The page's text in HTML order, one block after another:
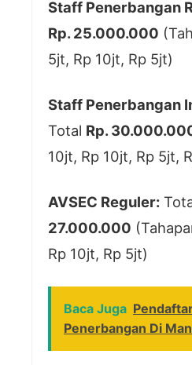
Staff Penerbangan
Rp. 25.000.000
5jt, Rp 10jt, Rp 5jt)
Staff Penerbangan
Total Rp.
10jt, Rp 10jt, Rp 5jt,
AVSEC Reguler:
27.000.000
Rp 10jt, Rp 5jt)
Baca Juga
Penerbangan Di